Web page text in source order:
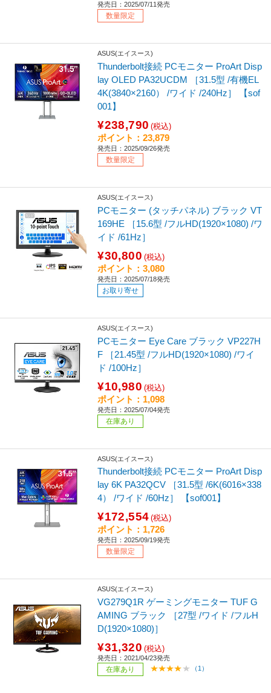
発売日：2025/07/11発売
数量限定
ASUS(エイスース)
Thunderbolt接続 PCモニター ProArt Disp
lay OLED PA32UCDM ［31.5型 /有機EL
4K(3840×2160） /ワイド /240Hz］ 【sof
001】
¥238,790 (税込)
ポイント：23,879
発売日：2025/09/26発売
数量限定
ASUS(エイスース)
PCモニター (タッチパネル) ブラック VT
169HE ［15.6型 /フルHD(1920×1080) /ワ
イド /61Hz］
¥30,800 (税込)
ポイント：3,080
発売日：2025/07/18発売
お取り寄せ
ASUS(エイスース)
PCモニター Eye Care ブラック VP227H
F ［21.45型 /フルHD(1920×1080) /ワイ
ド /100Hz］
¥10,980 (税込)
ポイント：1,098
発売日：2025/07/04発売
在庫あり
ASUS(エイスース)
Thunderbolt接続 PCモニター ProArt Disp
lay 6K PA32QCV ［31.5型 /6K(6016×338
4） /ワイド /60Hz］ 【sof001】
¥172,554 (税込)
ポイント：1,726
発売日：2025/09/19発売
数量限定
ASUS(エイスース)
VG279Q1R ゲーミングモニター TUF G
AMING ブラック ［27型 /ワイド /フルH
D(1920×1080)］
¥31,320 (税込)
発売日：2021/04/23発売
在庫あり （1）